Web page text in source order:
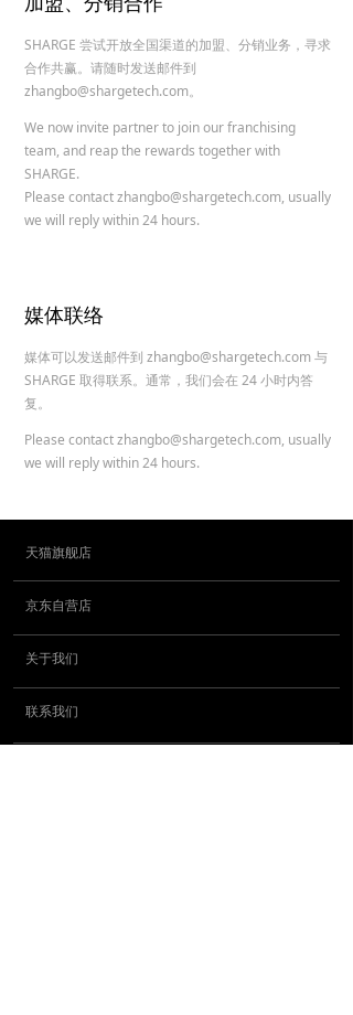
SHARGE 尝试开放全国渠道的加盟、分销业务，寻求
合作共赢。请随时发送邮件到
zhangbo@shargetech.com。
We now invite partner to join our franchising
team, and reap the rewards together with
SHARGE.
Please contact zhangbo@shargetech.com, usually
we will reply within 24 hours.
媒体联络
媒体可以发送邮件到 zhangbo@shargetech.com 与
SHARGE 取得联系。通常，我们会在 24 小时内答
复。
Please contact zhangbo@shargetech.com, usually
we will reply within 24 hours.
天猫旗舰店
京东自营店
关于我们
联系我们